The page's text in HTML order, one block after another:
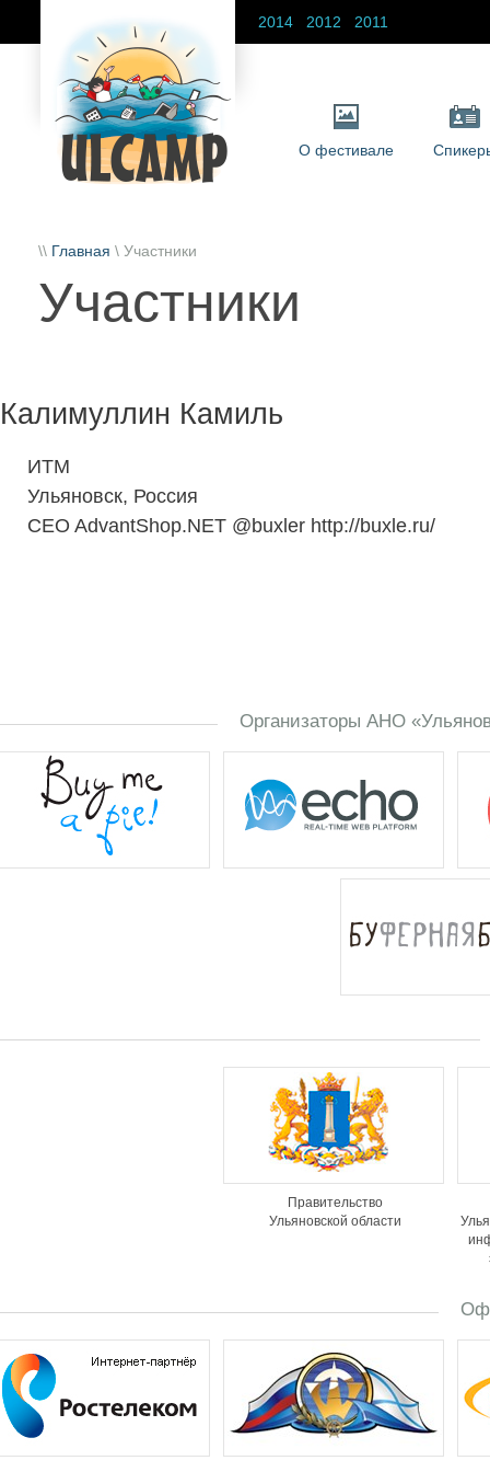
2014 2012 2011
О фестивале
\\ Главная \ Участники
Участники
Калимуллин Камиль
ИТМ
Ульяновск, Россия
CEO AdvantShop.NET @buxler http://buxle.ru/
Организаторы АНО
Правительство
Ульяновской области